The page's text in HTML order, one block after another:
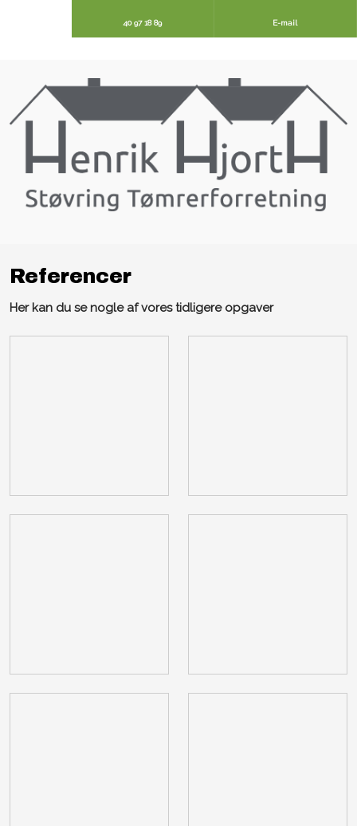
40 97 18 89 E-mail
Referencer​
​Her kan du se nogle af vores tidligere opgaver